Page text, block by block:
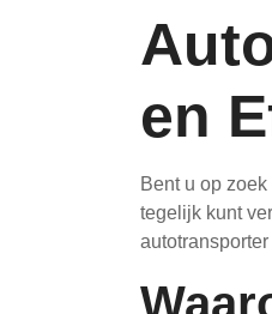
en
Bent u op
tegelijk kunt